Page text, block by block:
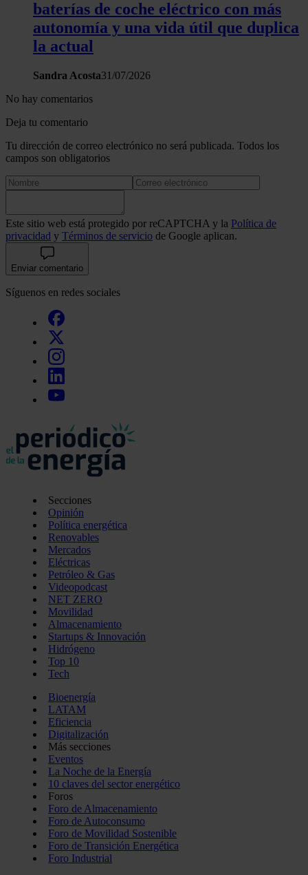
baterías de coche eléctrico con más
autonomía y una vida útil que duplica
la actual
Sandra Acosta31/07/2026
No hay comentarios
Deja tu comentario
Tu dirección de correo electrónico no será publicada. Todos los
campos son obligatorios
Este sitio web está protegido por reCAPTCHA y la Política de
privacidad y Términos de servicio de Google aplican.
Enviar comentario
Síguenos en redes sociales
Secciones
Opinión
Política energética
Renovables
Mercados
Eléctricas
Petróleo & Gas
Videopodcast
NET ZERO
Movilidad
Almacenamiento
Startups & Innovación
Hidrógeno
Top 10
Tech
Bioenergía
LATAM
Eficiencia
Digitalización
Más secciones
Eventos
La Noche de la Energía
10 claves del sector energético
Foros
Foro de Almacenamiento
Foro de Autoconsumo
Foro de Movilidad Sostenible
Foro de Transición Energética
Foro Industrial